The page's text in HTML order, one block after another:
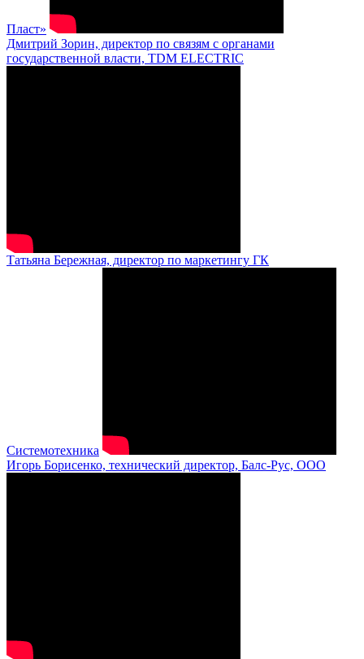
Пласт»
Дмитрий Зорин, директор по связям с органами
государственной власти, TDM ELECTRIC
Татьяна Бережная, директор по маркетингу ГК
Системотехника
Игорь Борисенко, технический директор, Балс-Рус, ООО